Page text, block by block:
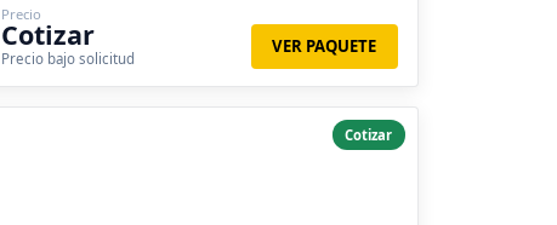
Precio
Cotizar
Precio bajo solicitud
VER PAQUETE
Cotizar